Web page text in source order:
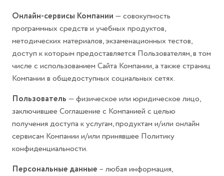
Онлайн-сервисы Компании — совокупность
программных средств и учебных продуктов,
методических материалов, экзаменационных тестов,
доступ к которым предоставляется Пользователям, в том
числе с использованием Сайта Компании, а также страниц
Компании в общедоступных социальных сетях.
Пользователь — физическое или юридическое лицо,
заключившее Соглашение с Компанией с целью
получения доступа к услугам, продуктам и/или онлайн
сервисам Компании и/или принявшее Политику
конфиденциальности.
Персональные данные – любая информация,